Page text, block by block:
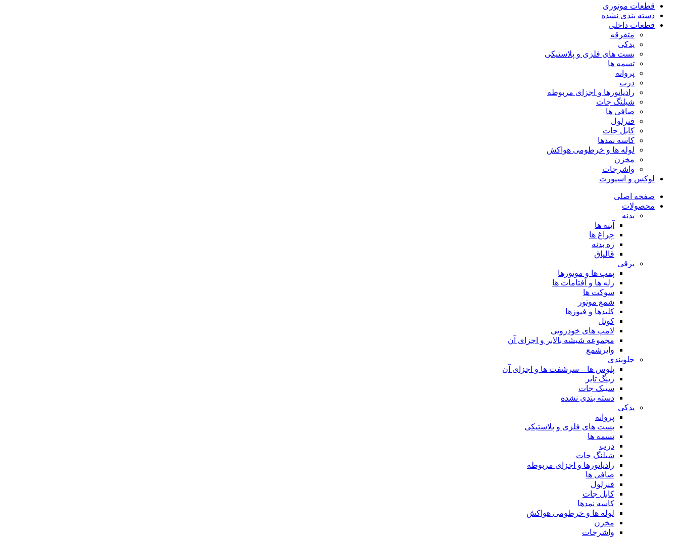
قطعات موتوری
دسته بندی نشده
قطعات داخلی
متفرقه
یدکی
بست های فلزی و پلاستیکی
تسمه ها
پروانه
درب
رادیاتورها و اجزای مربوطه
شیلنگ جات
صافی ها
فنرلول
کابل جات
کاسه نمدها
لوله ها و خرطومی هواکش
مخزن
واشرجات
لوکس و اسپورت
صفحه اصلی
محصولات
بدنه
آینه ها
چراغ ها
زه بدنه
قالپاق
برقی
پمپ ها و موتورها
رله ها و آفتامات ها
سوکت ها
شمع موتور
کلیدها و فیوزها
کوئل
لامپ های خودرویی
مجموعه شیشه بالابر و اجزای آن
وایرشمع
جلوبندی
پلوس ها – سرشفت ها و اجزای آن
رینگ تایر
سیبک جات
دسته بندی نشده
یدکی
پروانه
بست های فلزی و پلاستیکی
تسمه ها
درب
شیلنگ جات
رادیاتورها و اجزای مربوطه
صافی ها
فنرلول
کابل جات
کاسه نمدها
لوله ها و خرطومی هواکش
مخزن
واشرجات